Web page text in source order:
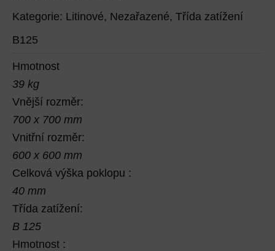
Kategorie: Litinové, Nezařazené, Třída zatížení
B125
Hmotnost
39 kg
Vnější rozměr:
700 x 700 mm
Vnitřní rozměr:
600 x 600 mm
Celková výška poklopu :
40 mm
Třída zatížení:
B 125
Hmotnost :